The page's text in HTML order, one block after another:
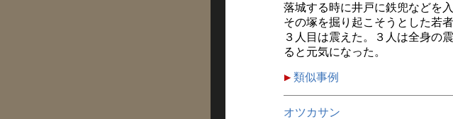
落城する時に井戸に鉄兜などを
その塚を掘り起こそうとした若
３人目は震えた。３人は全身の
ると元気になった。
類似事例
オツカサン